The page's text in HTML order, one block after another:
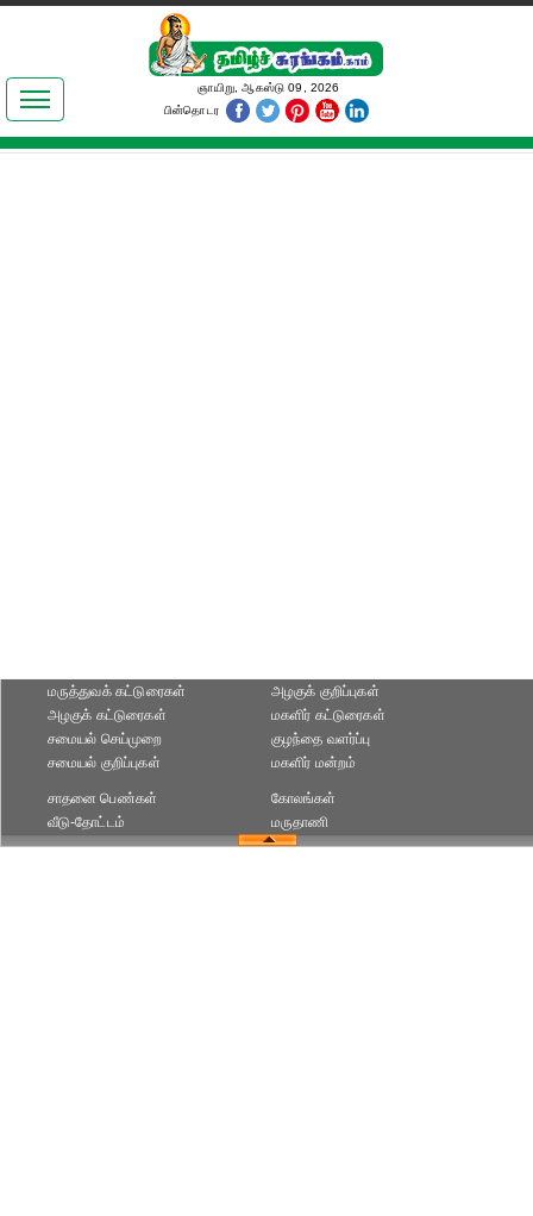
இலக்கியங்கள்
தமிழ் உலகம்
ஞாயிறு, ஆகஸ்டு 09, 2026
பின்தொடர
மருத்துவக் கட்டுரைகள்
அழகுக் கட்டுரைகள்
அழகுக் குறிப்புகள்
மகளிர் கட்டுரைகள்
சமையல் செய்முறை
சமையல் குறிப்புகள்
குழந்தை வளர்ப்பு
மகளிர் மன்றம்
சாதனை பெண்கள்
வீடு-தோட்டம்
கோலங்கள்
மருதாணி